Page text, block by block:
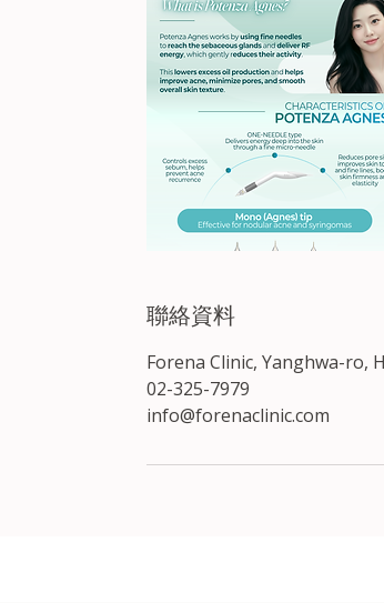
聯絡資料
Forena Clinic, Yanghwa-ro,
02-325-7979
info@forenaclinic.com